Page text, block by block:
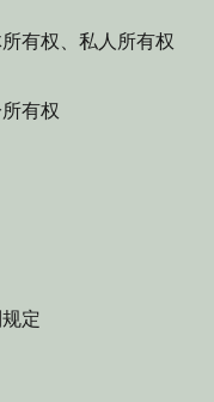
权、私人所有权
有权
定